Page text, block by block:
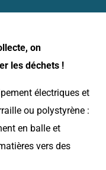
on
les déchets !
électriques et
ou polystyrène :
en balle et
vers des